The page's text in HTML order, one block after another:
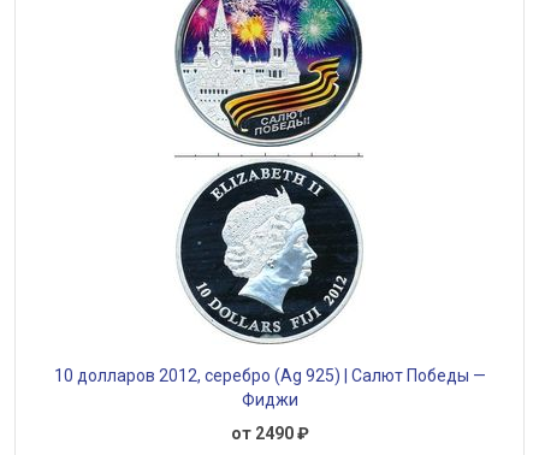
10 долларов 2012, серебро (Ag 925) | Салют Победы —
Фиджи
от 2490 ₽